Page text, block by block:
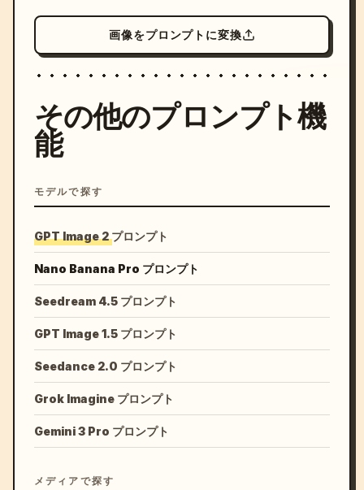
画像をプロンプトに変換
その他のプロンプト機
能
モデルで探す
GPT Image 2 プロンプト
Nano Banana Pro プロンプト
Seedream 4.5 プロンプト
GPT Image 1.5 プロンプト
Seedance 2.0 プロンプト
Grok Imagine プロンプト
Gemini 3 Pro プロンプト
メディアで探す